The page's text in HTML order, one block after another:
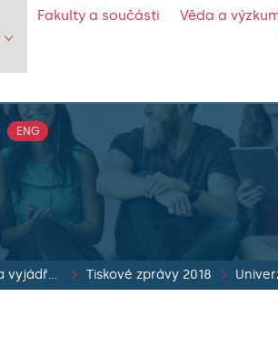
Fakulty a součásti Věda a
ENG
Tiskové zprávy a vyjádření vedení UK Tiskové zprávy 2018